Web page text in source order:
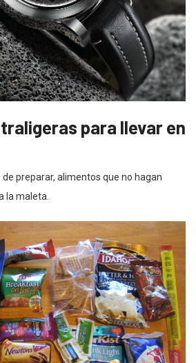
para llevar en
preparar, alimentos que no hagan
la maleta.